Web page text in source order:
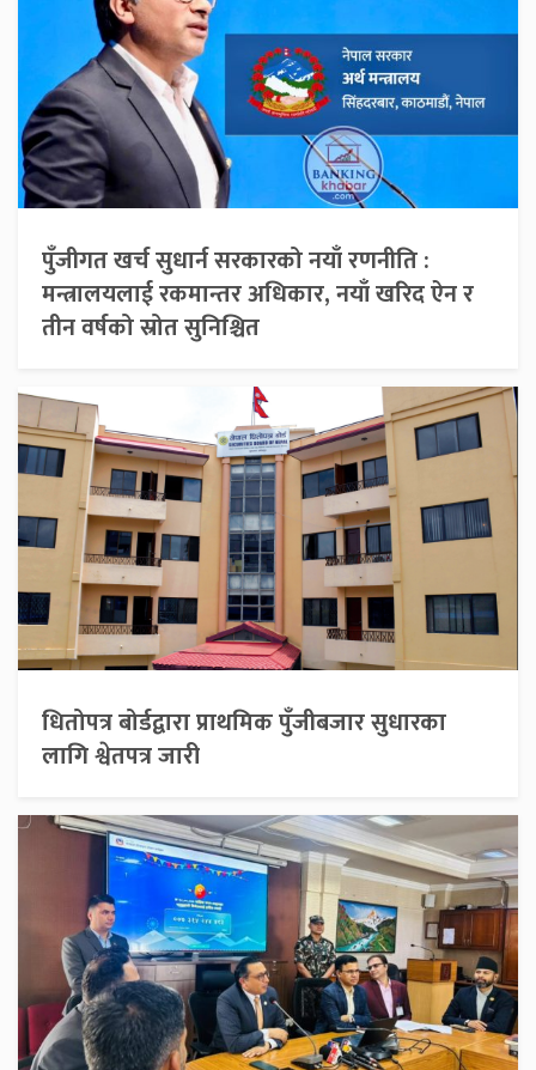
पुँजीगत खर्च सुधार्न सरकारको नयाँ रणनीति :
मन्त्रालयलाई रकमान्तर अधिकार, नयाँ खरिद ऐन र
तीन वर्षको स्रोत सुनिश्चित
धितोपत्र बोर्डद्वारा प्राथमिक पुँजीबजार सुधारका
लागि श्वेतपत्र जारी